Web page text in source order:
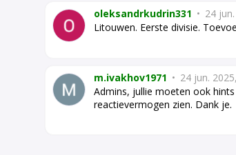
oleksandrkudrin331 • 24
Litouwen. Eerste divisie.
m.ivakhov1971 • 24 jun.
Admins, jullie moeten ook
reactievermogen zien. Dank je.